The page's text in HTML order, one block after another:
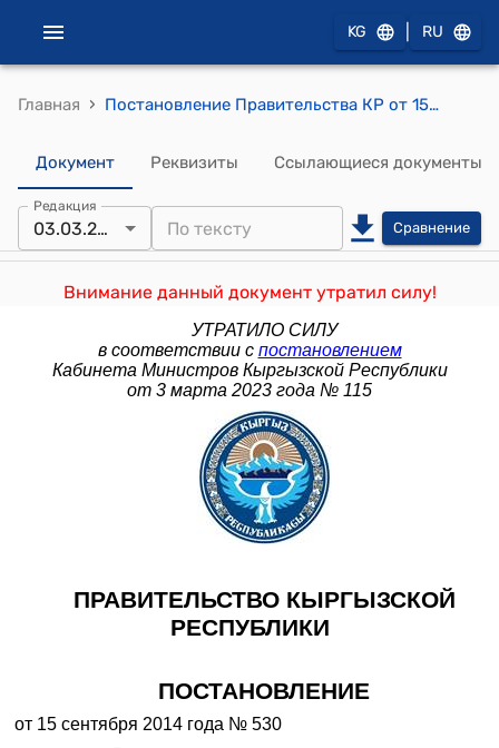
KG RU
Главная › Постановление Правительства КР от 15 сентября 2014 года № 530 "О делегировании отдельных нормотворческих полномочий Правительства Кыргызской Республики ряду государственных органов исполнительной власти"
Документ Реквизиты Ссылающиеся документы
Редакция
03.03.2023 Сравнение
Внимание данный документ утратил силу!